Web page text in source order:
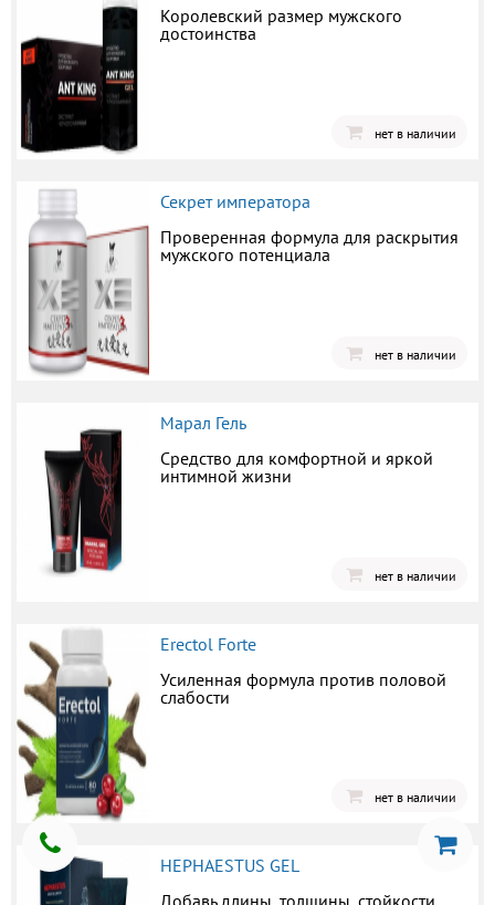
Королевский размер мужского
достоинства
нет в наличии
Секрет императора
Проверенная формула для раскрытия
мужского потенциала
нет в наличии
Марал Гель
Средство для комфортной и яркой
интимной жизни
нет в наличии
Erectol Forte
Усиленная формула против половой
слабости
нет в наличии
HEPHAESTUS GEL